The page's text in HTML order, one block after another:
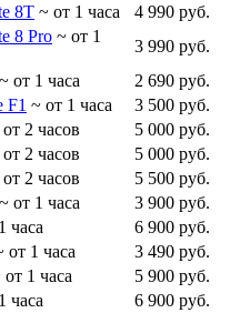
8T ~ от 1 часа
4 990 руб.
8 Pro ~ от 1
3 990 руб.
~ от 1 часа
2 690 руб.
F1 ~ от 1 часа
3 500 руб.
2 часов
5 000 руб.
2 часов
5 000 руб.
2 часов
5 500 руб.
~ от 1 часа
3 900 руб.
часа
6 900 руб.
от 1 часа
3 490 руб.
от 1 часа
5 900 руб.
часа
6 900 руб.